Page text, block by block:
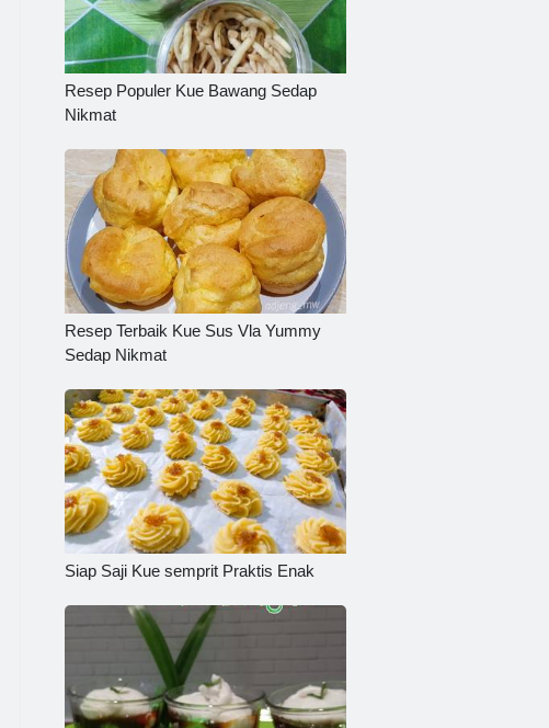
Resep Populer Kue Bawang Sedap
Nikmat
Resep Terbaik Kue Sus Vla Yummy
Sedap Nikmat
Siap Saji Kue semprit Praktis Enak